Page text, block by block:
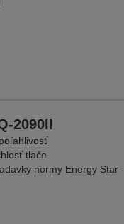
2090II
tlače
normy Energy Star